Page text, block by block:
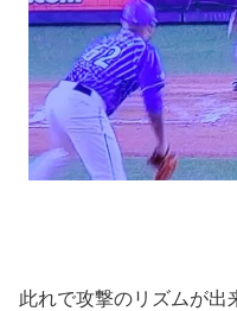
此れで攻撃のリズムが出